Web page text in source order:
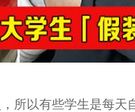
所以有些学生是每天